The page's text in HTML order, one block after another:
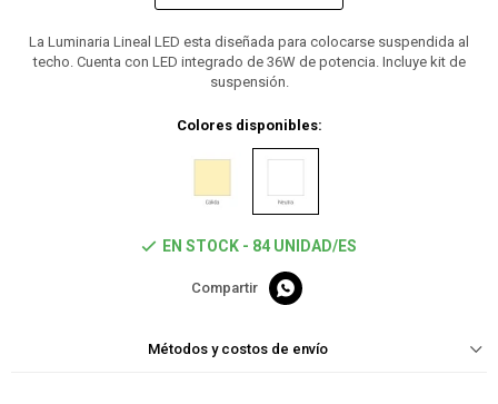
La Luminaria Lineal LED esta diseñada para colocarse suspendida al
techo. Cuenta con LED integrado de 36W de potencia. Incluye kit de
suspensión.
Colores disponibles:
EN STOCK - 84 UNIDAD/ES

Métodos y costos de envío